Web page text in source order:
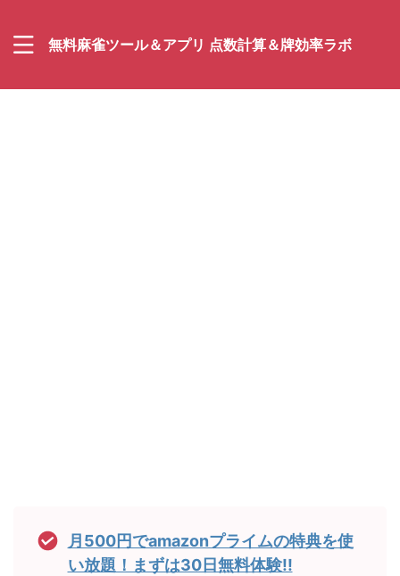
無料麻雀ツール＆アプリ 点数計算＆牌効率ラボ
月500円でamazonプライムの特典を使
い放題！まずは30日無料体験!!